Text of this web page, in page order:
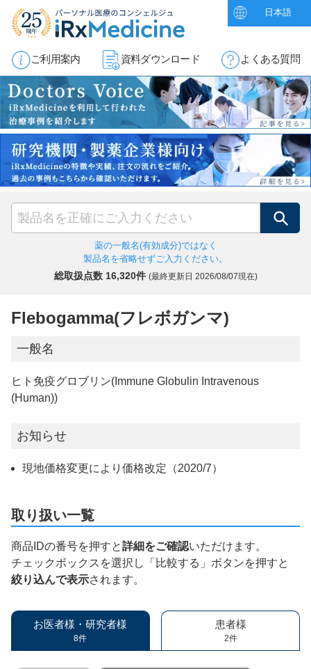
日本語
ご利用案内 資料ダウンロード よくある質問
検索
薬の一般名(有効成分)ではなく
製品名を省略せずご入力ください。
総取扱点数 16,320件 (最終更新日 2026/08/07現在)
Flebogamma(フレボガンマ)
一般名
ヒト免疫グロブリン(Immune Globulin Intravenous
(Human))
お知らせ
現地価格変更により価格改定（2020/7）
取り扱い一覧
商品IDの番号を押すと詳細をご確認いただけます。
チェックボックスを選択し「比較する」ボタンを押すと
絞り込んで表示されます。
お医者様・研究者様
8件
患者様
2件